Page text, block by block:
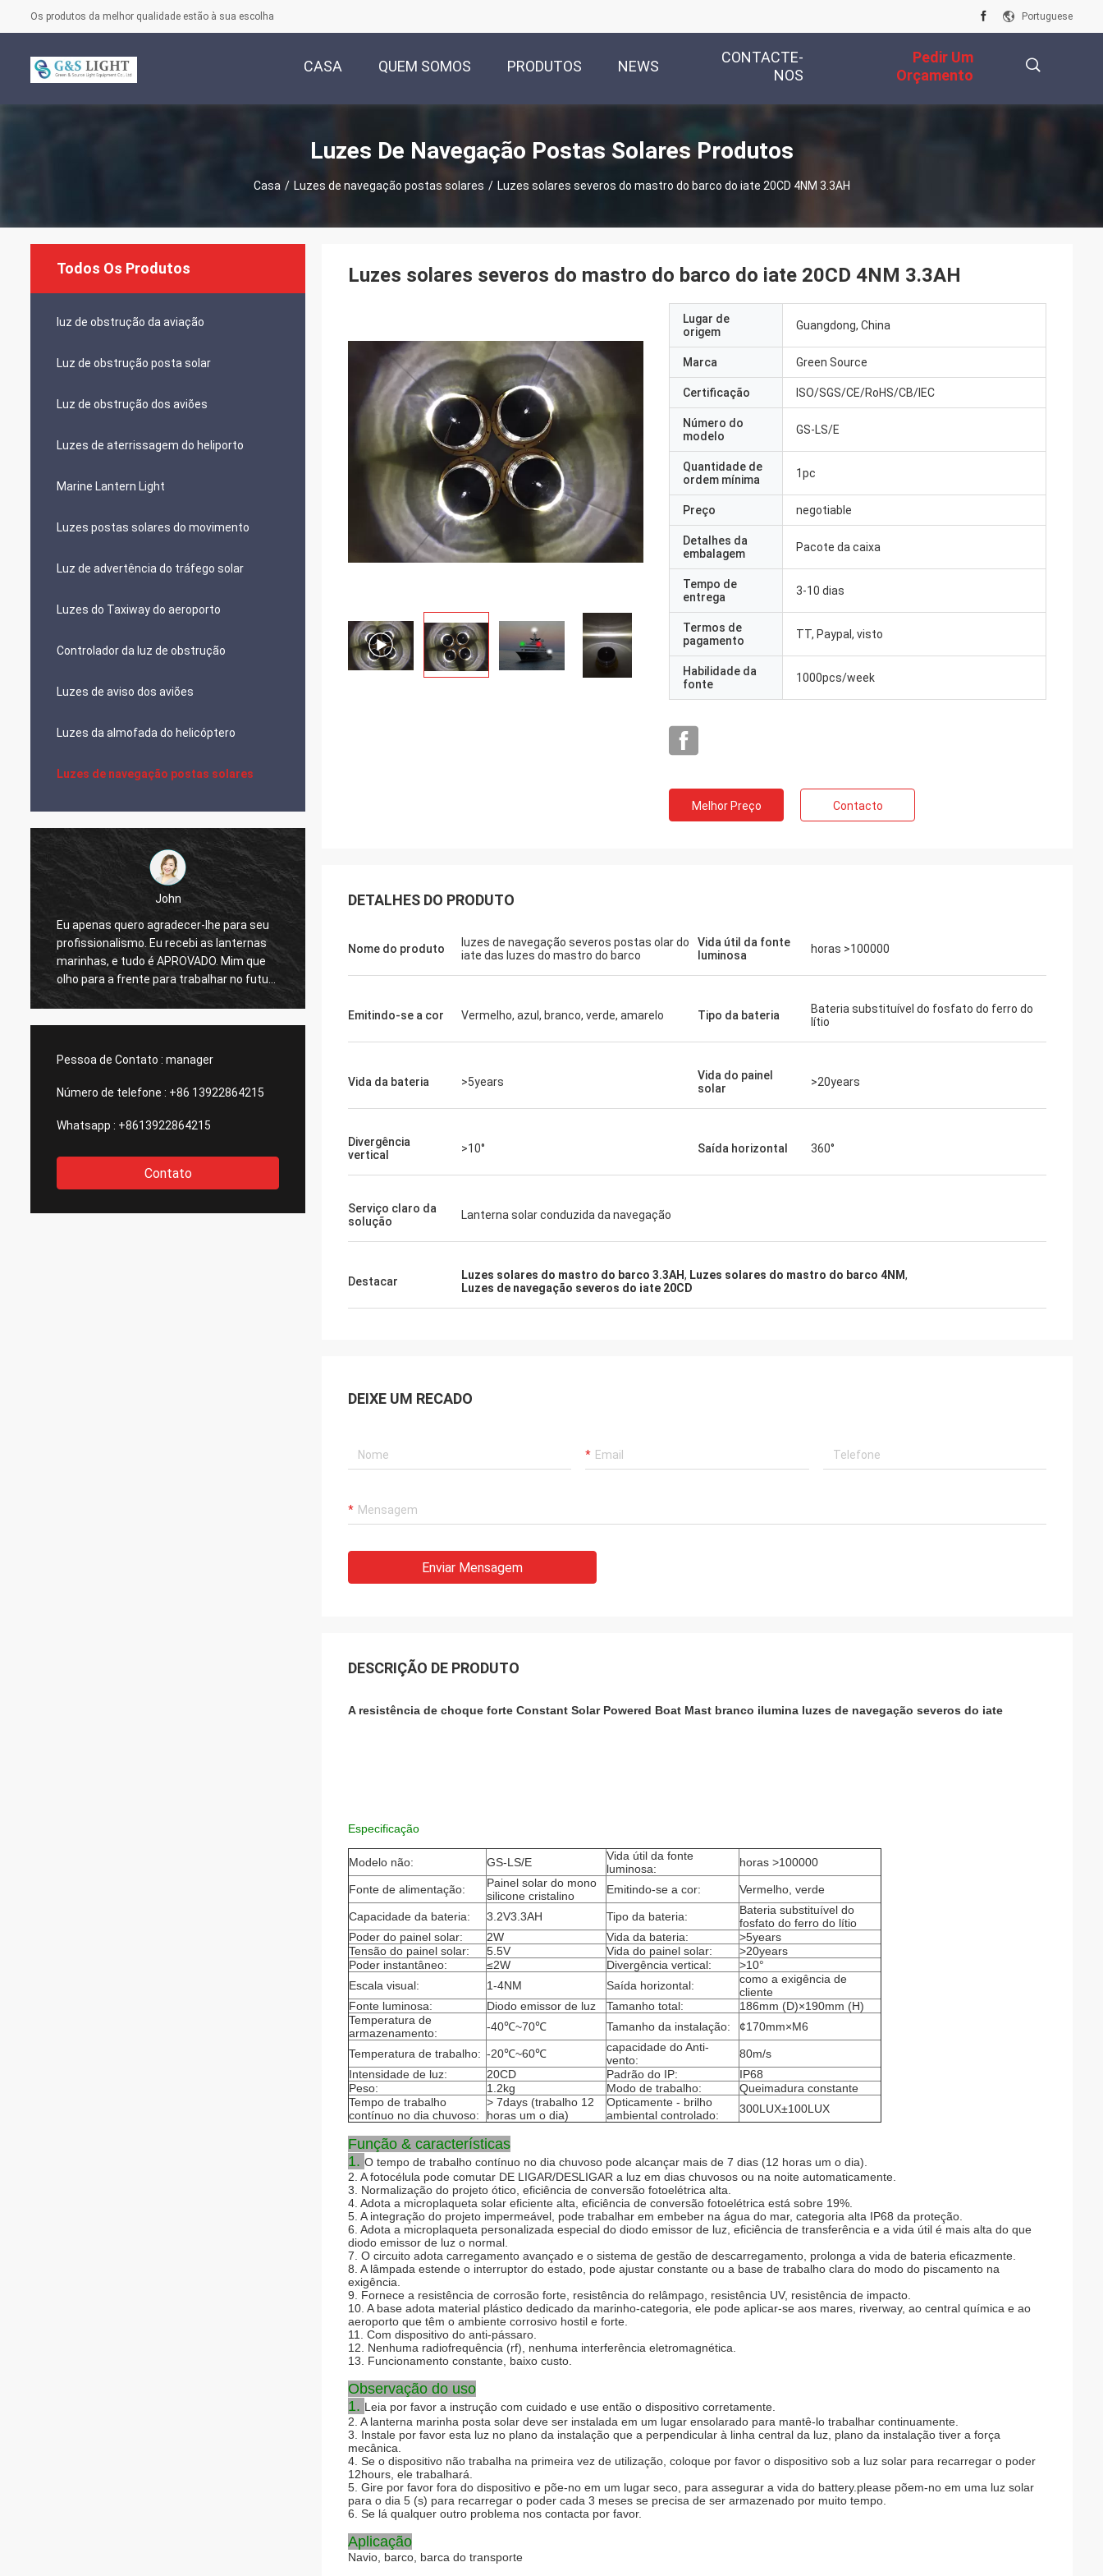
Os produtos da melhor qualidade estão à sua escolha Portuguese
CASA QUEM SOMOS PRODUTOS NEWS
CONTACTE-
NOS
Pedir Um
Orçamento
Luzes De Navegação Postas Solares Produtos
Casa / Luzes de navegação postas solares / Luzes solares severos do mastro do barco do iate 20CD 4NM 3.3AH
Todos Os Produtos
luz de obstrução da aviação
Luz de obstrução posta solar
Luz de obstrução dos aviões
Luzes de aterrissagem do heliporto
Marine Lantern Light
Luzes postas solares do movimento
Luz de advertência do tráfego solar
Luzes do Taxiway do aeroporto
Controlador da luz de obstrução
Luzes de aviso dos aviões
Luzes da almofada do helicóptero
Luzes de navegação postas solares
John
Eu apenas quero agradecer-lhe para seu
profissionalismo. Eu recebi as lanternas
marinhas, e tudo é APROVADO. Mim que
olho para a frente para trabalhar no futuro
com seu.
Luzes a bom preço, povos da aviação da
qualidade como seus produtos.
Pessoa de Contato : manager
Número de telefone : +86 13922864215
Whatsapp : +8613922864215
Contato
Luzes solares severos do mastro do barco do iate 20CD 4NM 3.3AH
Lugar de
origem
Guangdong, China
Marca Green Source
Certificação ISO/SGS/CE/RoHS/CB/IEC
Número do
modelo
GS-LS/E
Quantidade de
ordem mínima
1pc
Preço negotiable
Detalhes da
embalagem
Pacote da caixa
Tempo de
entrega
3-10 dias
Termos de
pagamento
TT, Paypal, visto
Habilidade da
fonte
1000pcs/week
Melhor Preço Contacto
DETALHES DO PRODUTO
Nome do produto
luzes de navegação severos postas olar do
iate das luzes do mastro do barco
Vida útil da fonte
luminosa
horas >100000
Emitindo-se a cor Vermelho, azul, branco, verde, amarelo Tipo da bateria
Bateria substituível do fosfato do ferro do
lítio
Vida da bateria >5years
Vida do painel
solar
>20years
Divergência
vertical
>10° Saída horizontal 360°
Serviço claro da
solução
Lanterna solar conduzida da navegação
Destacar Luzes solares do mastro do barco 3.3AH, Luzes solares do mastro do barco 4NM,
Luzes de navegação severos do iate 20CD
DEIXE UM RECADO
Enviar Mensagem
DESCRIÇÃO DE PRODUTO
A resistência de choque forte Constant Solar Powered Boat Mast branco ilumina luzes de navegação severos do iate
Especificação
Modelo não: GS-LS/E
Vida útil da fonte
luminosa:
horas >100000
Fonte de alimentação:
Painel solar do mono
silicone cristalino
Emitindo-se a cor: Vermelho, verde
Capacidade da bateria: 3.2V3.3AH Tipo da bateria:
Bateria substituível do
fosfato do ferro do lítio
Poder do painel solar:
2W Vida da bateria:
>5years
Tensão do painel solar:
5.5V Vida do painel solar:
>20years
Poder instantâneo:
≤2W Divergência vertical:
>10°
Escala visual:
1-4NM Saída horizontal:
como a exigência de
cliente
Fonte luminosa:
Diodo emissor de luz Tamanho total:
186mm (D)×190mm (H)
Temperatura de
armazenamento:
-40℃~70℃ Tamanho da instalação: ¢170mm×M6
Temperatura de trabalho: -20℃~60℃
capacidade do Anti-
vento:
80m/s
Intensidade de luz:
20CD Padrão do IP:
IP68
Peso:
1.2kg Modo de trabalho:
Queimadura constante
Tempo de trabalho
contínuo no dia chuvoso:
> 7days (trabalho 12
horas um o dia)
Opticamente - brilho
ambiental controlado:
300LUX±100LUX
Função & características
1. O tempo de trabalho contínuo no dia chuvoso pode alcançar mais de 7 dias (12 horas um o dia).
2. A fotocélula pode comutar DE LIGAR/DESLIGAR a luz em dias chuvosos ou na noite automaticamente.
3. Normalização do projeto ótico, eficiência de conversão fotoelétrica alta.
4. Adota a microplaqueta solar eficiente alta, eficiência de conversão fotoelétrica está sobre 19%.
5. A integração do projeto impermeável, pode trabalhar em embeber na água do mar, categoria alta IP68 da proteção.
6. Adota a microplaqueta personalizada especial do diodo emissor de luz, eficiência de transferência e a vida útil é mais alta do que
diodo emissor de luz o normal.
7. O circuito adota carregamento avançado e o sistema de gestão de descarregamento, prolonga a vida de bateria eficazmente.
8. A lâmpada estende o interruptor do estado, pode ajustar constante ou a base de trabalho clara do modo do piscamento na
exigência.
9. Fornece a resistência de corrosão forte, resistência do relâmpago, resistência UV, resistência de impacto.
10. A base adota material plástico dedicado da marinho-categoria, ele pode aplicar-se aos mares, riverway, ao central química e ao
aeroporto que têm o ambiente corrosivo hostil e forte.
11. Com dispositivo do anti-pássaro.
12. Nenhuma radiofrequência (rf), nenhuma interferência eletromagnética.
13. Funcionamento constante, baixo custo.
Observação do uso
1. Leia por favor a instrução com cuidado e use então o dispositivo corretamente.
2. A lanterna marinha posta solar deve ser instalada em um lugar ensolarado para mantê-lo trabalhar continuamente.
3. Instale por favor esta luz no plano da instalação que a perpendicular à linha central da luz, plano da instalação tiver a força
mecânica.
4. Se o dispositivo não trabalha na primeira vez de utilização, coloque por favor o dispositivo sob a luz solar para recarregar o poder
12hours, ele trabalhará.
5. Gire por favor fora do dispositivo e põe-no em um lugar seco, para assegurar a vida do battery.please põem-no em uma luz solar
para o dia 5 (s) para recarregar o poder cada 3 meses se precisa de ser armazenado por muito tempo.
6. Se lá qualquer outro problema nos contacta por favor.
Aplicação
Navio, barco, barca do transporte